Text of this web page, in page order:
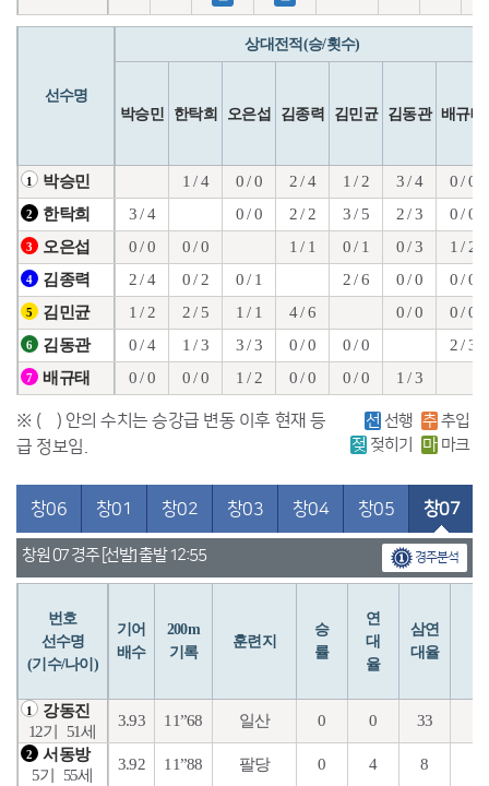
선수명
상대전적(승/횟수)
박승민 한탁희 오은섭 김종력 김민균 김동관 배규태
1 박승민 1 / 4 0 / 0 2 / 4 1 / 2 3 / 4 0 / 0
2 한탁희 3 / 4 0 / 0 2 / 2 3 / 5 2 / 3 0 / 0
3 오은섭 0 / 0 0 / 0 1 / 1 0 / 1 0 / 3 1 / 2
4 김종력 2 / 4 0 / 2 0 / 1 2 / 6 0 / 0 0 / 0
5 김민균 1 / 2 2 / 5 1 / 1 4 / 6 0 / 0 0 / 0
6 김동관 0 / 4 1 / 3 3 / 3 0 / 0 0 / 0 2 / 3
7 배규태 0 / 0 0 / 0 1 / 2 0 / 0 0 / 0 1 / 3
※ ( ) 안의 수치는 승강급 변동 이후 현재 등
급 정보임.
선 선행 추 추입
젖 젖히기 마 마크
창06 창01 창02 창03 창04 창05 창07
창원 07 경주 [선발] 출발 12:55 경주분석
번호
선수명
(기수/나이)
기어
배수
200m
기록
훈련지
승
률
연
대
율
삼연
대율
1
강동진
12기
51세
3.93 11”68 일산 0 0 33
2
서동방
5기
55세
3.92 11”88 팔당 0 4 8